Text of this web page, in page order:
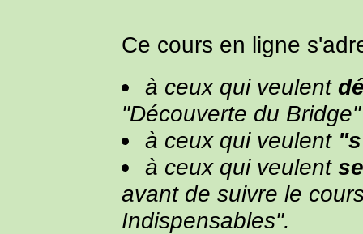
Ce cours en ligne
à ceux qui veulent
"Découverte du Bridge"
à ceux qui veulent
à ceux qui veulent
avant de suivre le
Indispensables".